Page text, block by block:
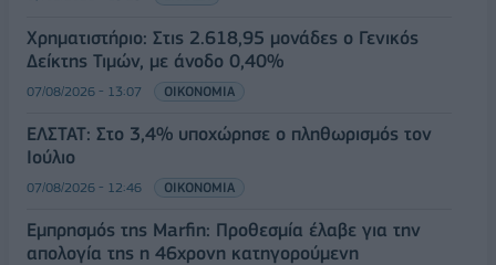
Χρηματιστήριο: Στις 2.618,95 μονάδες ο Γενικός
Δείκτης Τιμών, με άνοδο 0,40%
07/08/2026 - 13:07 ΟΙΚΟΝΟΜΙΑ
ΕΛΣΤΑΤ: Στο 3,4% υποχώρησε ο πληθωρισμός τον
Ιούλιο
07/08/2026 - 12:46 ΟΙΚΟΝΟΜΙΑ
Εμπρησμός της Marfin: Προθεσμία έλαβε για την
απολογία της η 46χρονη κατηγορούμενη